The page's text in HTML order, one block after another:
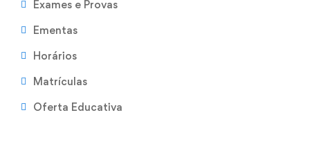
Exames e Provas
Ementas
Horários
Matrículas
Oferta Educativa